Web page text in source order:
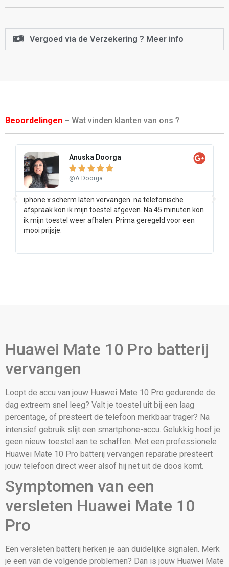
Vergoed via de Verzekering ? Meer info
Beoordelingen – Wat vinden klanten van ons ?
Anuska Doorga
    
@A.Doorga
iphone x scherm laten vervangen. na telefonische
afspraak kon ik mijn toestel afgeven. Na 45 minuten kon
ik mijn toestel weer afhalen. Prima geregeld voor een
mooi prijsje.
Huawei Mate 10 Pro batterij
vervangen
Loopt de accu van jouw Huawei Mate 10 Pro gedurende de
dag extreem snel leeg? Valt je toestel uit bij een laag
percentage, of presteert de telefoon merkbaar trager? Na
intensief gebruik slijt een smartphone-accu. Gelukkig hoef je
geen nieuw toestel aan te schaffen. Met een professionele
Huawei Mate 10 Pro batterij vervangen reparatie presteert
jouw telefoon direct weer alsof hij net uit de doos komt.
Symptomen van een
versleten Huawei Mate 10
Pro
Een versleten batterij herken je aan duidelijke signalen. Merk
je een van de volgende problemen? Dan is jouw Huawei Mate